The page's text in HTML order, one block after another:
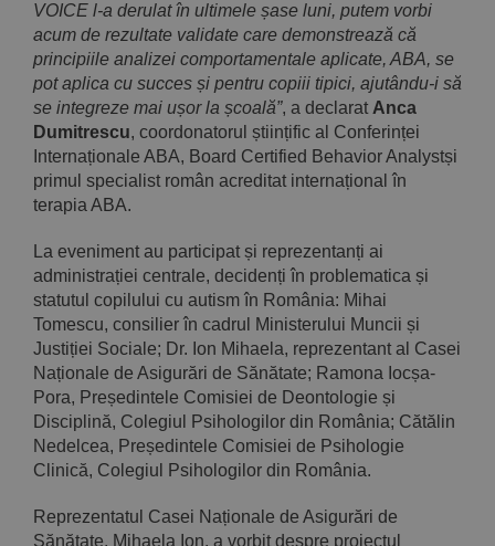
VOICE l-a derulat în ultimele șase luni, putem vorbi
acum de rezultate validate care demonstrează că
principiile analizei comportamentale aplicate, ABA, se
pot aplica cu succes și pentru copiii tipici, ajutându-i să
se integreze mai ușor la școală”, a declarat Anca
Dumitrescu, coordonatorul științific al Conferinței
Internaționale ABA, Board Certified Behavior Analystși
primul specialist român acreditat internațional în
terapia ABA.
La eveniment au participat și reprezentanți ai
administrației centrale, decidenți în problematica și
statutul copilului cu autism în România: Mihai
Tomescu, consilier în cadrul Ministerului Muncii și
Justiției Sociale; Dr. Ion Mihaela, reprezentant al Casei
Naționale de Asigurări de Sănătate; Ramona Iocșa-
Pora, Președintele Comisiei de Deontologie și
Disciplină, Colegiul Psihologilor din România; Cătălin
Nedelcea, Președintele Comisiei de Psihologie
Clinică, Colegiul Psihologilor din România.
Reprezentatul Casei Naționale de Asigurări de
Sănătate, Mihaela Ion, a vorbit despre proiectul